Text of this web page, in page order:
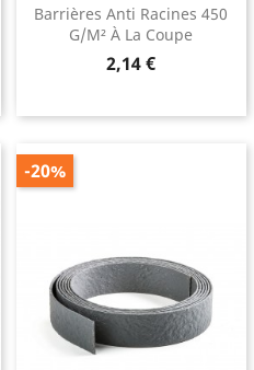
Barrières Anti Racines 450
G/m² À La Coupe
Prix
2,14 €
-20%